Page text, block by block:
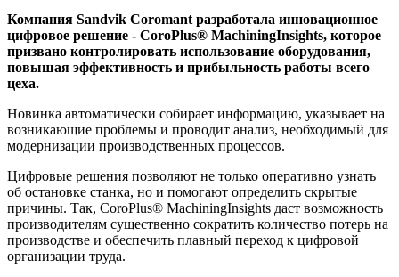
Компания Sandvik Coromant разработала инновационное
цифровое решение - CoroPlus® MachiningInsights, которое
призвано контролировать использование оборудования,
повышая эффективность и прибыльность работы всего
цеха.
Новинка автоматически собирает информацию, указывает на
возникающие проблемы и проводит анализ, необходимый для
модернизации производственных процессов.
Цифровые решения позволяют не только оперативно узнать
об остановке станка, но и помогают определить скрытые
причины. Так, CoroPlus® MachiningInsights даст возможность
производителям существенно сократить количество потерь на
производстве и обеспечить плавный переход к цифровой
организации труда.